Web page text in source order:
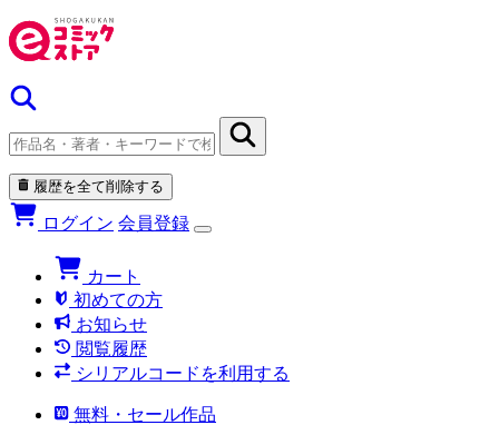
履歴を全て削除する
ログイン 会員登録
カート
初めての方
お知らせ
閲覧履歴
シリアルコードを利用する
無料・セール作品